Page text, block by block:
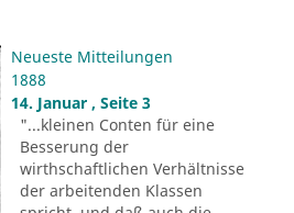
Neueste Mitteilungen
1888
14. Januar , Seite 3
"...kleinen Conten für eine
Besserung der
wirthschaftlichen Verhältnisse
der arbeitenden Klassen